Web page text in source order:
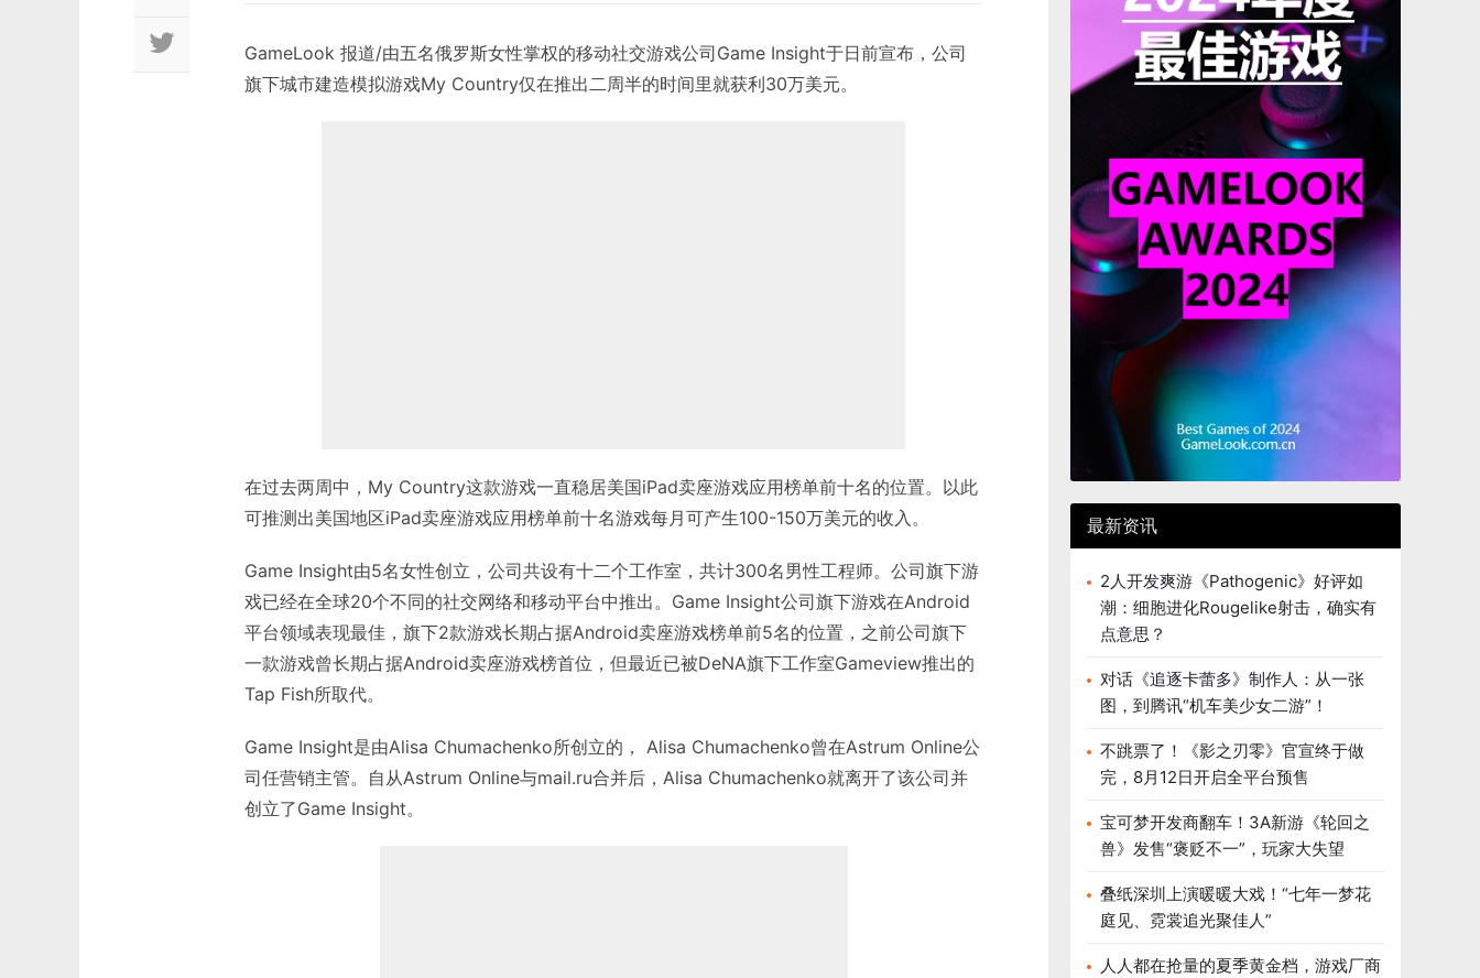
GameLook 报道/由五名俄罗斯女性掌权的移动社交游戏公司Game Insight于日前宣布，公司
旗下城市建造模拟游戏My Country仅在推出二周半的时间里就获利30万美元。
在过去两周中，My Country这款游戏一直稳居美国iPad卖座游戏应用榜单前十名的位置。以此
可推测出美国地区iPad卖座游戏应用榜单前十名游戏每月可产生100-150万美元的收入。
Game Insight由5名女性创立，公司共设有十二个工作室，共计300名男性工程师。公司旗下游
戏已经在全球20个不同的社交网络和移动平台中推出。Game Insight公司旗下游戏在Android
平台领域表现最佳，旗下2款游戏长期占据Android卖座游戏榜单前5名的位置，之前公司旗下
一款游戏曾长期占据Android卖座游戏榜首位，但最近已被DeNA旗下工作室Gameview推出的
Tap Fish所取代。
Game Insight是由Alisa Chumachenko所创立的， Alisa Chumachenko曾在Astrum Online公
司任营销主管。自从Astrum Online与mail.ru合并后，Alisa Chumachenko就离开了该公司并
创立了Game Insight。
最新资讯
2人开发爽游《Pathogenic》好评如
潮：细胞进化Rougelike射击，确实有
点意思？
对话《追逐卡蕾多》制作人：从一张
图，到腾讯“机车美少女二游”！
不跳票了！《影之刃零》官宣终于做
完，8月12日开启全平台预售
宝可梦开发商翻车！3A新游《轮回之
兽》发售“褒贬不一”，玩家大失望
叠纸深圳上演暖暖大戏！“七年一梦花
庭见、霓裳追光聚佳人”
人人都在抢量的夏季黄金档，游戏厂商